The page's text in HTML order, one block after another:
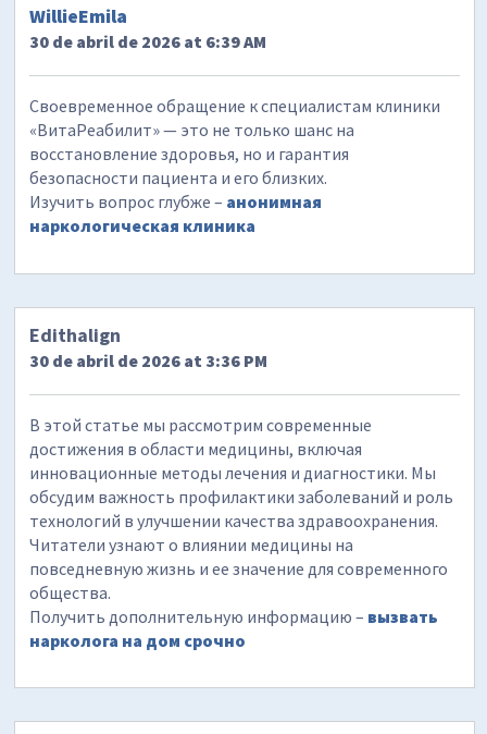
WillieEmila
30 de abril de 2026 at 6:39 AM
Своевременное обращение к специалистам клиники
«ВитаРеабилит» — это не только шанс на
восстановление здоровья, но и гарантия
безопасности пациента и его близких.
Изучить вопрос глубже – анонимная
наркологическая клиника
Edithalign
30 de abril de 2026 at 3:36 PM
В этой статье мы рассмотрим современные
достижения в области медицины, включая
инновационные методы лечения и диагностики. Мы
обсудим важность профилактики заболеваний и роль
технологий в улучшении качества здравоохранения.
Читатели узнают о влиянии медицины на
повседневную жизнь и ее значение для современного
общества.
Получить дополнительную информацию – вызвать
нарколога на дом срочно